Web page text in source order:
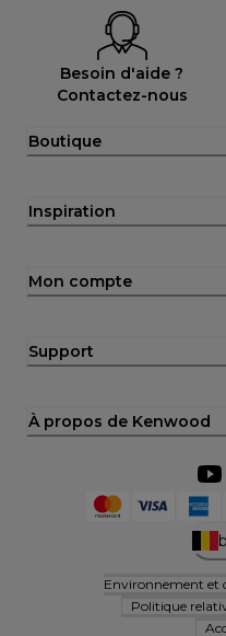
Besoin d'aide ?
Contactez-nous
Boutique
Inspiration
Mon compte
Support
À propos de Kenwood
Environnement et
Politique